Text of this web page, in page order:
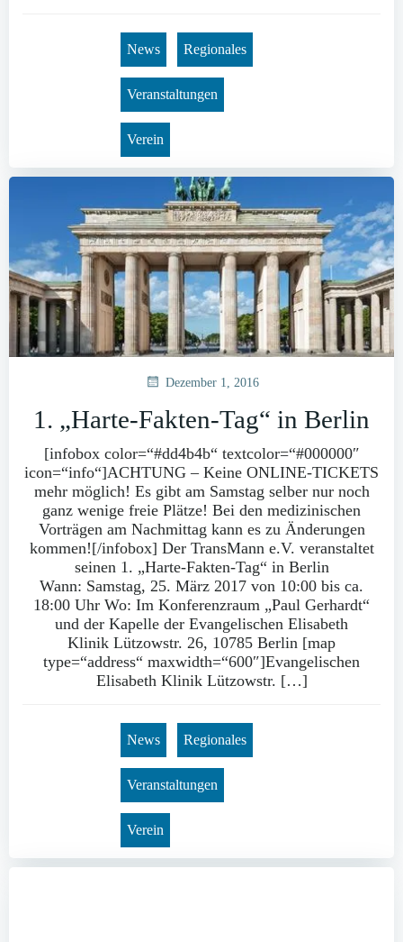
News Regionales
Veranstaltungen
Verein
Dezember 1, 2016
1. „Harte-Fakten-Tag“ in Berlin
[infobox color=“#dd4b4b“ textcolor=“#000000″
icon=“info“]ACHTUNG – Keine ONLINE-TICKETS
mehr möglich! Es gibt am Samstag selber nur noch
ganz wenige freie Plätze! Bei den medizinischen
Vorträgen am Nachmittag kann es zu Änderungen
kommen![/infobox] Der TransMann e.V. veranstaltet
seinen 1. „Harte-Fakten-Tag“ in Berlin
Wann: Samstag, 25. März 2017 von 10:00 bis ca.
18:00 Uhr Wo: Im Konferenzraum „Paul Gerhardt“
und der Kapelle der Evangelischen Elisabeth
Klinik Lützowstr. 26, 10785 Berlin [map
type=“address“ maxwidth=“600″]Evangelischen
Elisabeth Klinik Lützowstr. […]
News Regionales
Veranstaltungen
Verein